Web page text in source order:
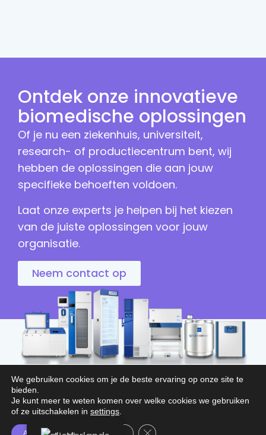
Ontdek onze innovatieve
biomedische oplossingen
Of je nu een ziekenhuis, universiteit,
research- of productiecentrum bent, wij
hebben de oplossingen die aan jouw
specifieke behoeften voldoen.
Laat onze experts je helpen bij het kiezen
van de juiste oplossingen voor jouw
organisatie.
Neem contact op
We gebruiken cookies om je de beste ervaring op onze site te
bieden.
Je kunt meer te weten komen over welke cookies we gebruiken
of ze uitschakelen in settings
Accepteer Instellingen Sluit AVG/GDPR cookie banner